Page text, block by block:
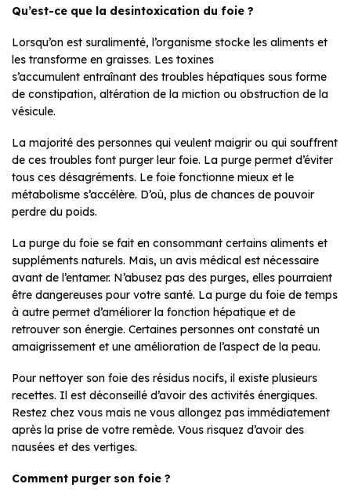
Qu’est-ce que la desintoxication du foie ?
Lorsqu’on est suralimenté, l’organisme stocke les aliments et
les transforme en graisses. Les toxines
s’accumulent entraînant des troubles hépatiques sous forme
de constipation, altération de la miction ou obstruction de la
vésicule.
La majorité des personnes qui veulent maigrir ou qui souffrent
de ces troubles font purger leur foie. La purge permet d’éviter
tous ces désagréments. Le foie fonctionne mieux et le
métabolisme s’accélère. D’où, plus de chances de pouvoir
perdre du poids.
La purge du foie se fait en consommant certains aliments et
suppléments naturels. Mais, un avis médical est nécessaire
avant de l’entamer. N’abusez pas des purges, elles pourraient
être dangereuses pour votre santé. La purge du foie de temps
à autre permet d’améliorer la fonction hépatique et de
retrouver son énergie. Certaines personnes ont constaté un
amaigrissement et une amélioration de l’aspect de la peau.
Pour nettoyer son foie des résidus nocifs, il existe plusieurs
recettes. Il est déconseillé d’avoir des activités énergiques.
Restez chez vous mais ne vous allongez pas immédiatement
après la prise de votre remède. Vous risquez d’avoir des
nausées et des vertiges.
Comment purger son foie ?